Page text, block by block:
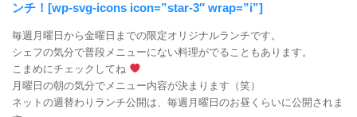
ンチ！[wp-svg-icons icon=”star-3″ wrap=”i”]
毎週月曜日から金曜日までの限定オリジナルランチです。
シェフの気分で普段メニューにない料理がでることもあります。
こまめにチェックしてね
月曜日の朝の気分でメニュー内容が決まります（笑）
ネットの週替わりランチ公開は、毎週月曜日のお昼くらいに公開されま